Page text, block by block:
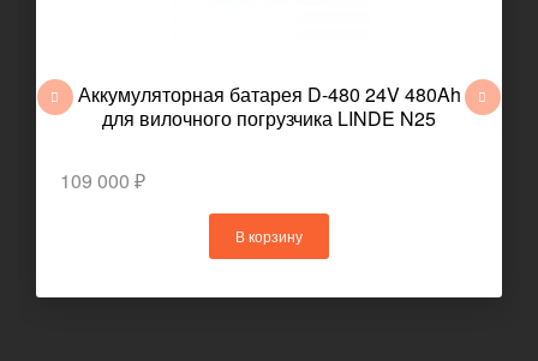
Аккумуляторная батарея D-480 24V 480Ah
для вилочного погрузчика LINDE N25
109 000 ₽
В корзину